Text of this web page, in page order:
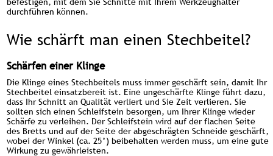
durchführen können.
Wie schärft man einen Stechbeitel?
Schärfen einer Klinge
Die Klinge eines Stechbeitels muss immer geschärft sein, damit Ihr
Stechbeitel einsatzbereit ist. Eine ungeschärfte Klinge führt dazu,
dass Ihr Schnitt an Qualität verliert und Sie Zeit verlieren. Sie
sollten sich einen Schleifstein besorgen, um Ihrer Klinge wieder
Schärfe zu verleihen. Der Schleifstein wird auf der flachen Seite
des Bretts und auf der Seite der abgeschrägten Schneide geschärft,
wobei der Winkel (ca. 25°) beibehalten werden muss, um eine gute
Wirkung zu gewährleisten.